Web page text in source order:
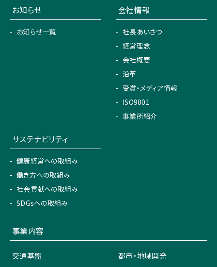
お知らせ
お知らせ一覧
会社情報
社長あいさつ
経営理念
会社概要
沿革
受賞・メディア情報
ISO9001
事業所紹介
サステナビリティ
健康経営への取組み
働き方への取組み
社会貢献への取組み
SDGsへの取組み
事業内容
交通基盤 都市・地域開発